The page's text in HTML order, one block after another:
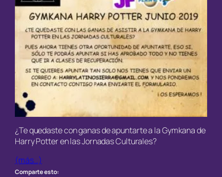
¿Te quedaste con ganas de apuntarte a la Gymkana de
Harry Potter en las Jornadas Culturales?
(más…)
Comparte esto: